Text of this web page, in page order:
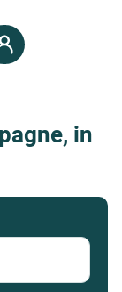
in